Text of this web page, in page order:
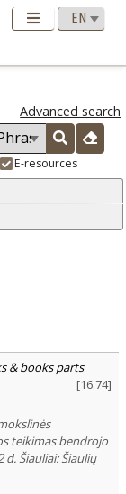
Advanced search
E-resources
& books parts
[16.74]
teikimas bendrojo
Šiauliai: Šiaulių